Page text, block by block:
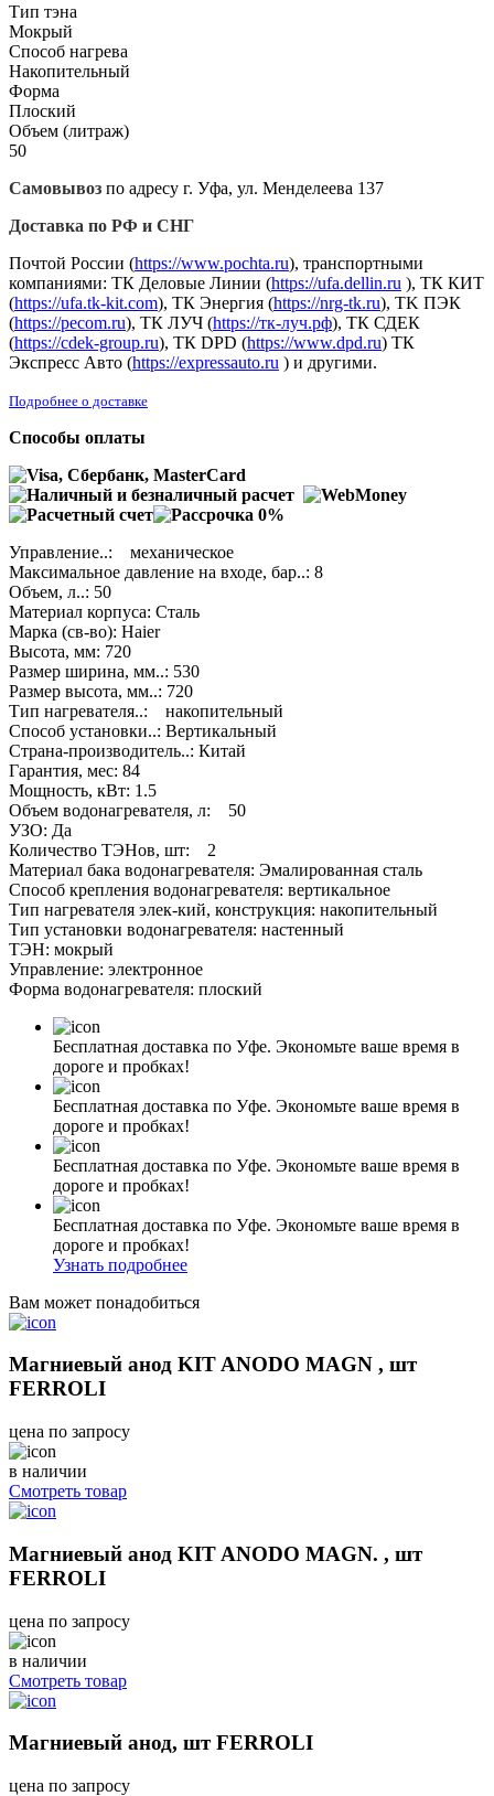
Тип тэна
Мокрый
Способ нагрева
Накопительный
Форма
Плоский
Объем (литраж)
50
Самовывоз по адресу г. Уфа, ул. Менделеева 137
Доставка по РФ и СНГ
Почтой России (https://www.pochta.ru), транспортными
компаниями: ТК Деловые Линии (https://ufa.dellin.ru ), ТК КИТ
(https://ufa.tk-kit.com), ТК Энергия (https://nrg-tk.ru), ТK ПЭК
(https://pecom.ru), ТК ЛУЧ (https://тк-луч.рф), ТК СДЕК
(https://cdek-group.ru), ТК DPD (https://www.dpd.ru) ТК
Экспресс Авто (https://expressauto.ru ) и другими.
Подробнее о доставке
Способы оплаты
Управление..: механическое
Максимальное давление на входе, бар..: 8
Объем, л..: 50
Материал корпуса: Сталь
Марка (св-во): Haier
Высота, мм: 720
Размер ширина, мм..: 530
Размер высота, мм..: 720
Тип нагревателя..: накопительный
Способ установки..: Вертикальный
Страна-производитель..: Китай
Гарантия, мес: 84
Мощность, кВт: 1.5
Объем водонагревателя, л: 50
УЗО: Да
Количество ТЭНов, шт: 2
Материал бака водонагревателя: Эмалированная сталь
Способ крепления водонагревателя: вертикальное
Тип нагревателя элек-кий, конструкция: накопительный
Тип установки водонагревателя: настенный
ТЭН: мокрый
Управление: электронное
Форма водонагревателя: плоский
Бесплатная доставка по Уфе. Экономьте ваше время в
дороге и пробках!
Бесплатная доставка по Уфе. Экономьте ваше время в
дороге и пробках!
Бесплатная доставка по Уфе. Экономьте ваше время в
дороге и пробках!
Бесплатная доставка по Уфе. Экономьте ваше время в
дороге и пробках!
Узнать подробнее
Вам может понадобиться
Магниевый анод KIT ANODO MAGN , шт
FERROLI
цена по запросу
в наличии
Смотреть товар
Магниевый анод KIT ANODO MAGN. , шт
FERROLI
цена по запросу
в наличии
Смотреть товар
Магниевый анод, шт FERROLI
цена по запросу